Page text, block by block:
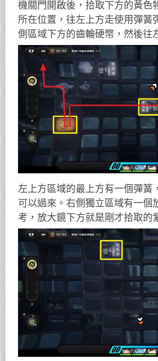
機關門開啟後，拾取下方的黃色
所在位置，往左上方走使用彈簧
側區域下方的齒輪硬幣，然後往
左上方區域的最上方有一個彈簧
可以過來。右側獨立區域有一個
考，放大鏡下方就是剛才拾取的